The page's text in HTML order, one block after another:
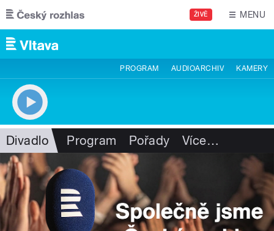
Přejít k hlavnímu obsahu
ŽIVĚ MENU
PROGRAM AUDIOARCHIV KAMERY
Divadlo Program Pořady Více…